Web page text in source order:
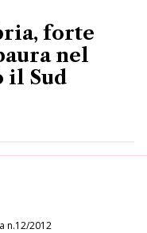
forte
nel
il Sud
n.12/2012